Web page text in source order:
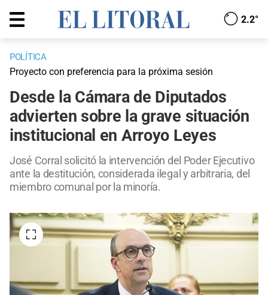
2.2°
POLÍTICA
Proyecto con preferencia para la próxima sesión
Desde la Cámara de Diputados
advierten sobre la grave situación
institucional en Arroyo Leyes
José Corral solicitó la intervención del Poder Ejecutivo
ante la destitución, considerada ilegal y arbitraria, del
miembro comunal por la minoría.